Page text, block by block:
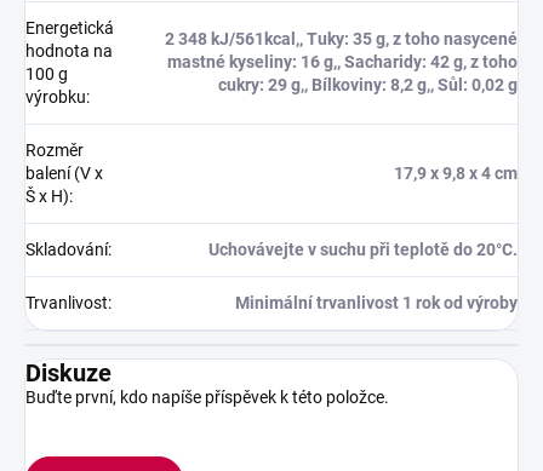
Energetická
hodnota na
100 g
výrobku:
2 348 kJ/561kcal,, Tuky: 35 g, z toho nasycené
mastné kyseliny: 16 g,, Sacharidy: 42 g, z toho
cukry: 29 g,, Bílkoviny: 8,2 g,, Sůl: 0,02 g
Rozměr
balení (V x
Š x H):
17,9 x 9,8 x 4 cm
Skladování: Uchovávejte v suchu při teplotě do 20°C.
Trvanlivost: Minimální trvanlivost 1 rok od výroby
Diskuze
Buďte první, kdo napíše příspěvek k této položce.